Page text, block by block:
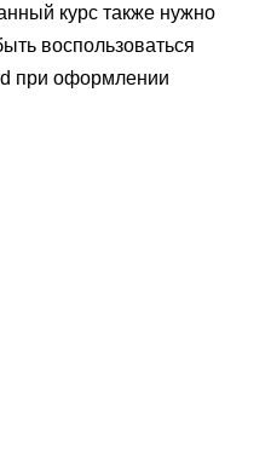
курс также нужно
воспользоваться
при оформлении